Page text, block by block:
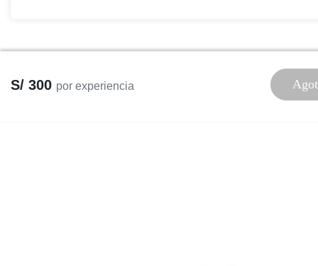
S/ 300 por experiencia